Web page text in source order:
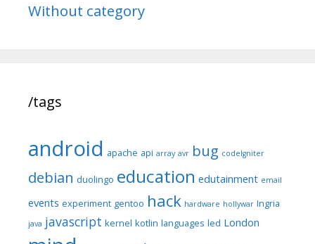
Without category
/tags
android apache api array avr bug codeIgniter
debian duolingo education edutainment email
events experiment gentoo hack hardware hollywar Ingria
java javascript kernel kotlin languages led London